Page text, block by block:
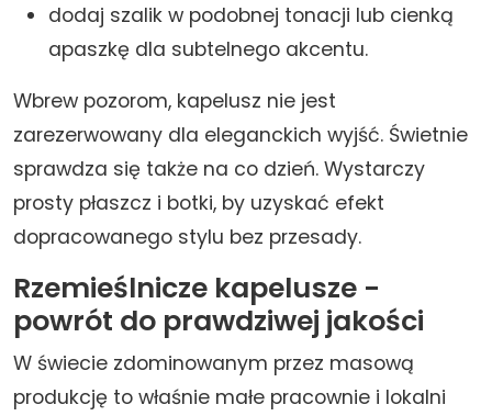
dodaj szalik w podobnej tonacji lub cienką
apaszkę dla subtelnego akcentu.
Wbrew pozorom, kapelusz nie jest
zarezerwowany dla eleganckich wyjść. Świetnie
sprawdza się także na co dzień. Wystarczy
prosty płaszcz i botki, by uzyskać efekt
dopracowanego stylu bez przesady.
Rzemieślnicze kapelusze -
powrót do prawdziwej jakości
W świecie zdominowanym przez masową
produkcję to właśnie małe pracownie i lokalni